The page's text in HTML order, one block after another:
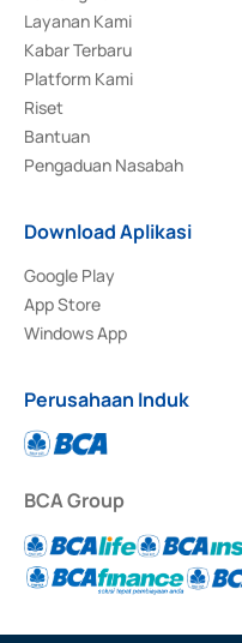
Layanan Kami
Kabar Terbaru
Platform Kami
Riset
Bantuan
Pengaduan Nasabah
Download Aplikasi
Google Play
App Store
Windows App
Perusahaan Induk
BCA Group